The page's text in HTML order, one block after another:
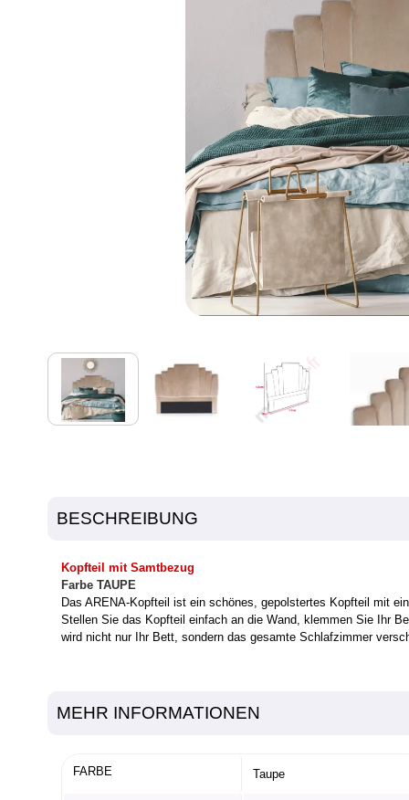
BESCHREIBUNG
Kopfteil mit Samtbezug
Farbe TAUPE
Das ARENA-Kopfteil ist ein schönes, gepolstertes Kopfteil mit
Stellen Sie das Kopfteil einfach an die Wand, klemmen Sie Ihr
wird nicht nur Ihr Bett, sondern das gesamte Schlafzimmer
MEHR INFORMATIONEN
FARBE Taupe